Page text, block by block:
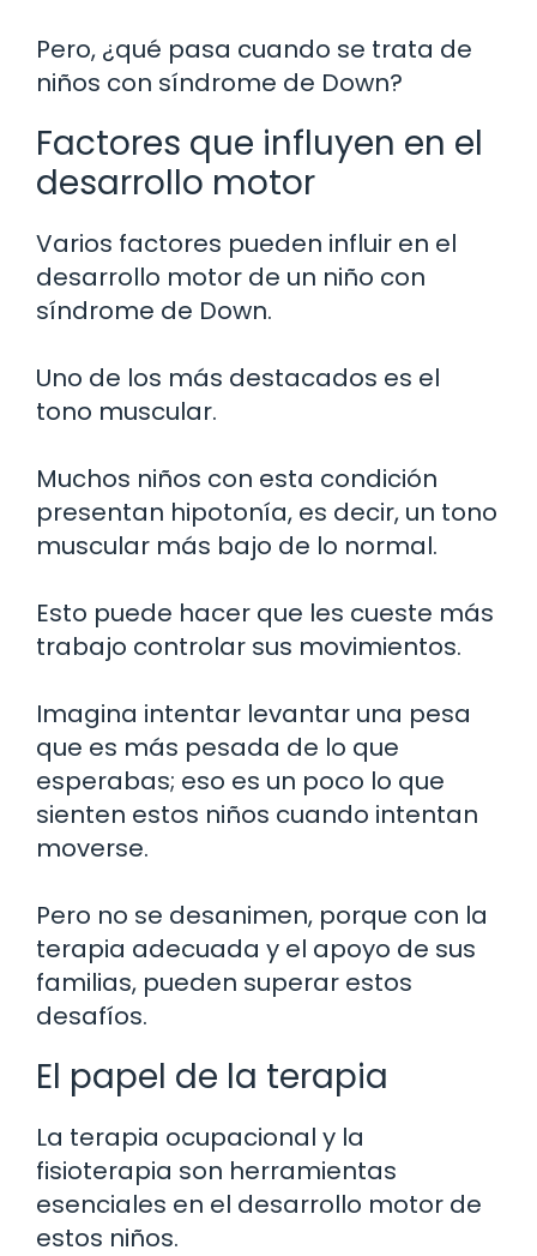
Pero, ¿qué pasa cuando se trata de
niños con síndrome de Down?
Factores que influyen en el
desarrollo motor
Varios factores pueden influir en el
desarrollo motor de un niño con
síndrome de Down.
Uno de los más destacados es el
tono muscular.
Muchos niños con esta condición
presentan hipotonía, es decir, un tono
muscular más bajo de lo normal.
Esto puede hacer que les cueste más
trabajo controlar sus movimientos.
Imagina intentar levantar una pesa
que es más pesada de lo que
esperabas; eso es un poco lo que
sienten estos niños cuando intentan
moverse.
Pero no se desanimen, porque con la
terapia adecuada y el apoyo de sus
familias, pueden superar estos
desafíos.
El papel de la terapia
La terapia ocupacional y la
fisioterapia son herramientas
esenciales en el desarrollo motor de
estos niños.